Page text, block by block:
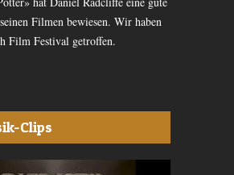
seinen Filmen bewiesen. Wir haben
Film Festival getroffen.
Bäckstage konnte am Zurich Film
Amerikanerin sprechen.
Clips